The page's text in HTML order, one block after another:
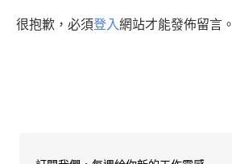
很抱歉，必須登入網站才能發佈留言。